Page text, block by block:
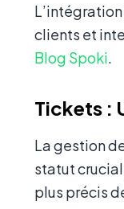
clients et
Blog Spoki.
Tickets :
La gestion
statut
plus précis